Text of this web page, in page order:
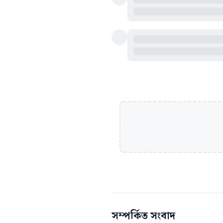
সম্পর্কিত সংবাদ